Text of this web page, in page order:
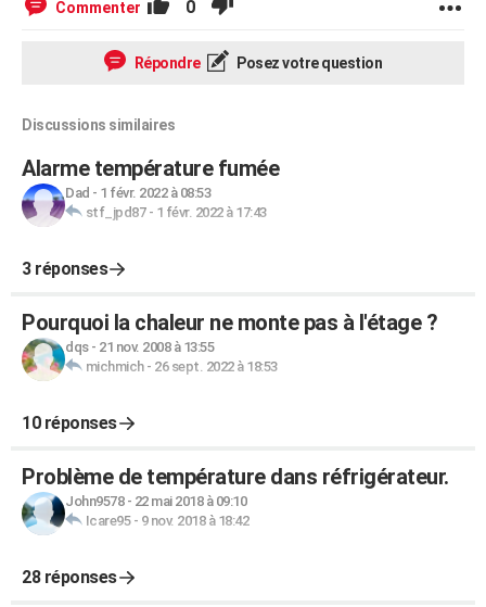
Commenter 0
Répondre Posez votre question
Discussions similaires
Alarme température fumée
Dad - 1 févr. 2022 à 08:53
stf_jpd87- 1 févr. 2022 à 17:43
3 réponses
Pourquoi la chaleur ne monte pas à l'étage ?
dqs- 21 nov. 2008 à 13:55
michmich- 26 sept. 2022 à 18:53
10 réponses
Problème de température dans réfrigérateur.
John9578- 22 mai 2018 à 09:10
Icare95- 9 nov. 2018 à 18:42
28 réponses